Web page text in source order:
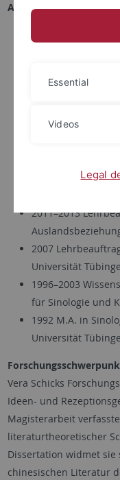
Akademischer
Seit 2017
2004–2005 /
1999–2016
der Universität
2011–2013
2007
Universität
1996–2003
für Sinologie und
1992 M.A. in
Universität
Vera Schicks
Ideen- und
Magisterarbeit
literaturtheoretischer
Dissertation widmet
chinesischen Literatur
Essential
Videos
Legal